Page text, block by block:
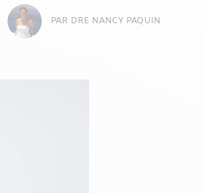
PAR DRE NANCY PAQUIN